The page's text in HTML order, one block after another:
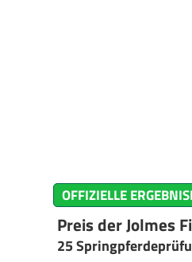
OFFIZIELLE
Preis der Jolmes
25